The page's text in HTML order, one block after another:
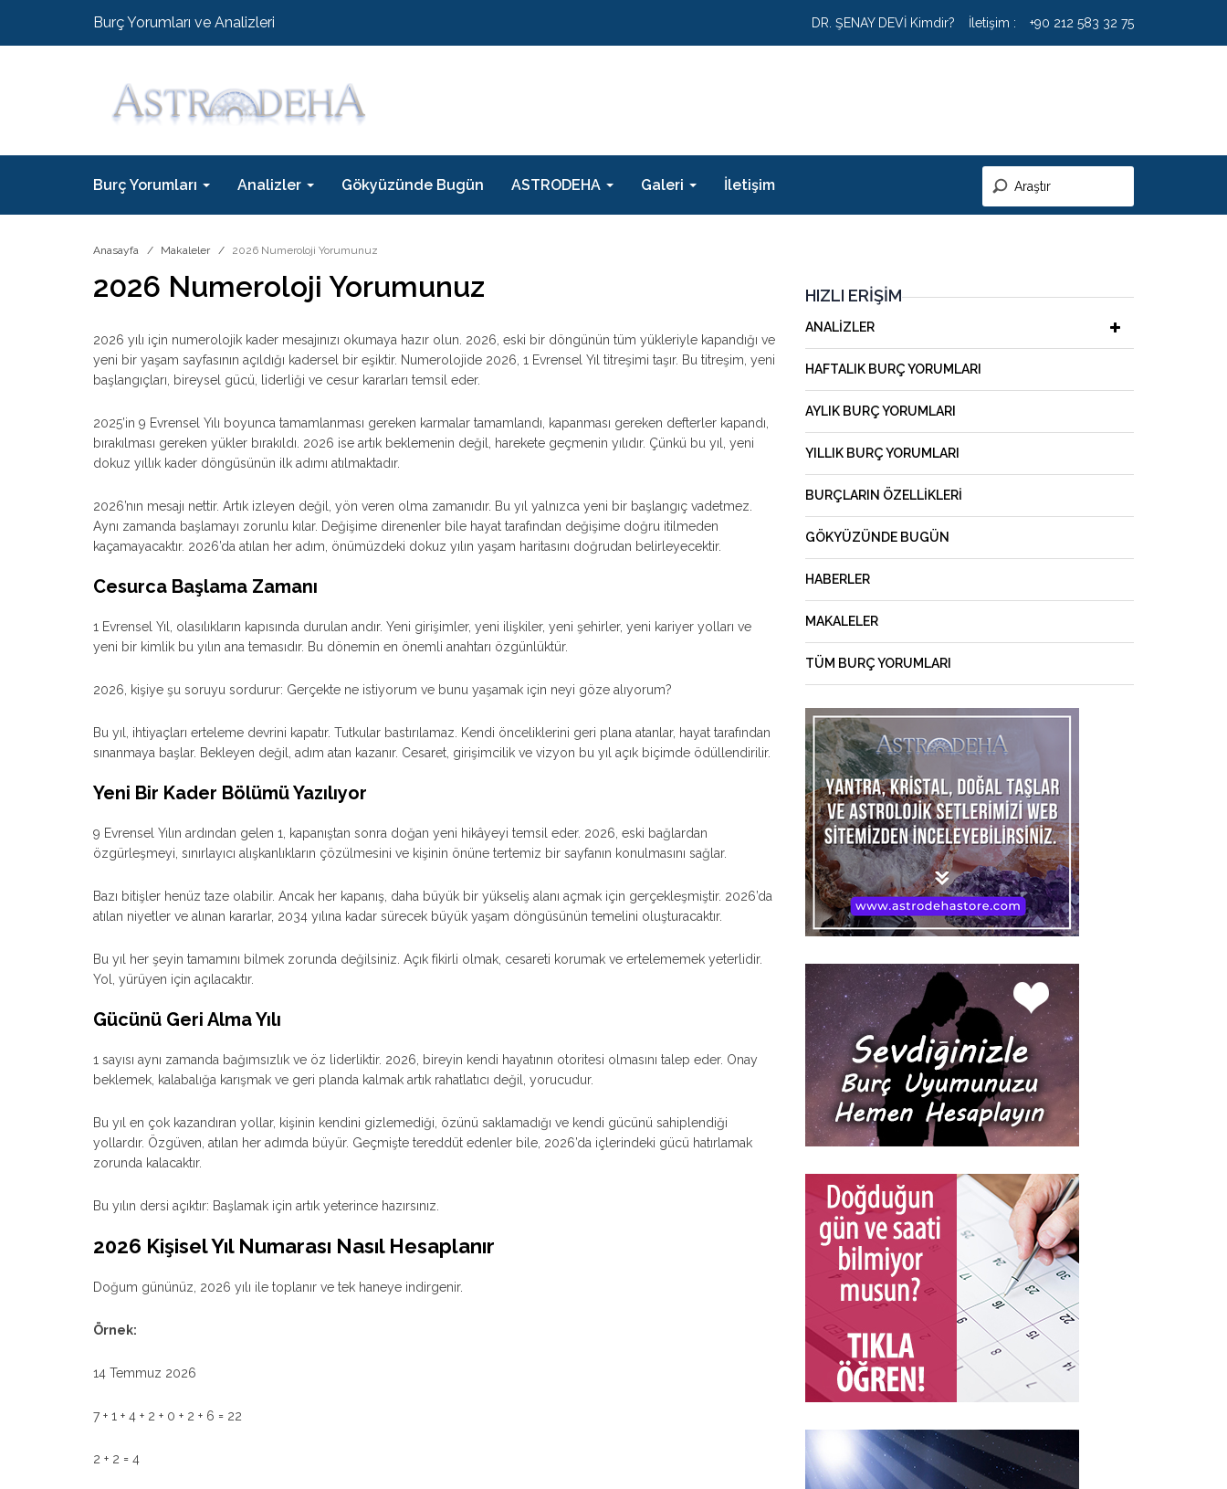
Burç Yorumları ve Analizleri DR. ŞENAY DEVİ Kimdir? İletişim : +90 212 583 32 75
Burç Yorumları Analizler Gökyüzünde Bugün ASTRODEHA Galeri İletişim
Anasayfa Makaleler 2026 Numeroloji Yorumunuz
2026 Numeroloji Yorumunuz
2026 yılı için numerolojik kader mesajınızı okumaya hazır olun. 2026, eski bir döngünün tüm yükleriyle kapandığı ve
yeni bir yaşam sayfasının açıldığı kadersel bir eşiktir. Numerolojide 2026, 1 Evrensel Yıl titreşimi taşır. Bu titreşim, yeni
başlangıçları, bireysel gücü, liderliği ve cesur kararları temsil eder.
2025’in 9 Evrensel Yılı boyunca tamamlanması gereken karmalar tamamlandı, kapanması gereken defterler kapandı,
bırakılması gereken yükler bırakıldı. 2026 ise artık beklemenin değil, harekete geçmenin yılıdır. Çünkü bu yıl, yeni
dokuz yıllık kader döngüsünün ilk adımı atılmaktadır.
2026’nın mesajı nettir. Artık izleyen değil, yön veren olma zamanıdır. Bu yıl yalnızca yeni bir başlangıç vadetmez.
Aynı zamanda başlamayı zorunlu kılar. Değişime direnenler bile hayat tarafından değişime doğru itilmeden
kaçamayacaktır. 2026’da atılan her adım, önümüzdeki dokuz yılın yaşam haritasını doğrudan belirleyecektir.
Cesurca Başlama Zamanı
1 Evrensel Yıl, olasılıkların kapısında durulan andır. Yeni girişimler, yeni ilişkiler, yeni şehirler, yeni kariyer yolları ve
yeni bir kimlik bu yılın ana temasıdır. Bu dönemin en önemli anahtarı özgünlüktür.
2026, kişiye şu soruyu sordurur: Gerçekte ne istiyorum ve bunu yaşamak için neyi göze alıyorum?
Bu yıl, ihtiyaçları erteleme devrini kapatır. Tutkular bastırılamaz. Kendi önceliklerini geri plana atanlar, hayat tarafından
sınanmaya başlar. Bekleyen değil, adım atan kazanır. Cesaret, girişimcilik ve vizyon bu yıl açık biçimde ödüllendirilir.
Yeni Bir Kader Bölümü Yazılıyor
9 Evrensel Yılın ardından gelen 1, kapanıştan sonra doğan yeni hikâyeyi temsil eder. 2026, eski bağlardan
özgürleşmeyi, sınırlayıcı alışkanlıkların çözülmesini ve kişinin önüne tertemiz bir sayfanın konulmasını sağlar.
Bazı bitişler henüz taze olabilir. Ancak her kapanış, daha büyük bir yükseliş alanı açmak için gerçekleşmiştir. 2026’da
atılan niyetler ve alınan kararlar, 2034 yılına kadar sürecek büyük yaşam döngüsünün temelini oluşturacaktır.
Bu yıl her şeyin tamamını bilmek zorunda değilsiniz. Açık fikirli olmak, cesareti korumak ve ertelememek yeterlidir.
Yol, yürüyen için açılacaktır.
Gücünü Geri Alma Yılı
1 sayısı aynı zamanda bağımsızlık ve öz liderliktir. 2026, bireyin kendi hayatının otoritesi olmasını talep eder. Onay
beklemek, kalabalığa karışmak ve geri planda kalmak artık rahatlatıcı değil, yorucudur.
Bu yıl en çok kazandıran yollar, kişinin kendini gizlemediği, özünü saklamadığı ve kendi gücünü sahiplendiği
yollardır. Özgüven, atılan her adımda büyür. Geçmişte tereddüt edenler bile, 2026’da içlerindeki gücü hatırlamak
zorunda kalacaktır.
Bu yılın dersi açıktır: Başlamak için artık yeterince hazırsınız.
2026 Kişisel Yıl Numarası Nasıl Hesaplanır
Doğum gününüz, 2026 yılı ile toplanır ve tek haneye indirgenir.
Örnek:
14 Temmuz 2026
7 + 1 + 4 + 2 + 0 + 2 + 6 = 22
2 + 2 = 4
HIZLI ERIŞIM
ANALIZLER
HAFTALIK BURÇ YORUMLARI
AYLIK BURÇ YORUMLARI
YILLIK BURÇ YORUMLARI
BURÇLARIN ÖZELLIKLERI
GÖKYÜZÜNDE BUGÜN
HABERLER
MAKALELER
TÜM BURÇ YORUMLARI